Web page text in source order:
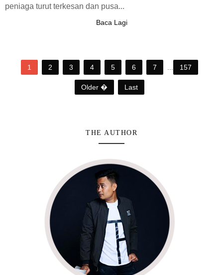
peniaga turut terkesan dan pusa...
Baca Lagi
1 2 3 4 5 6 7 157
Older � Last
THE AUTHOR